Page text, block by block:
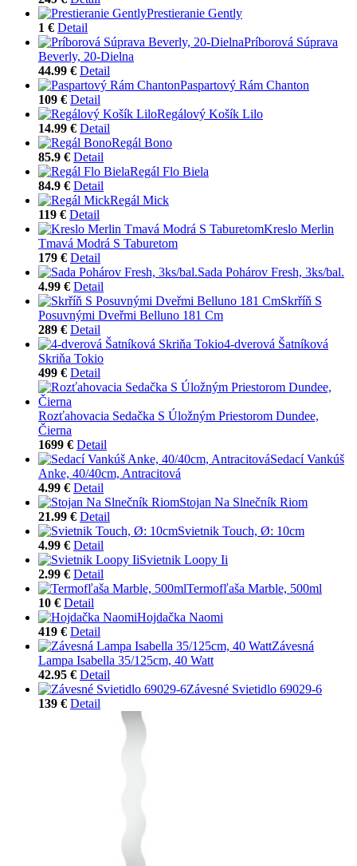
Prestieranie Gently
1 € Detail
Príborová Súprava
Beverly, 20-Dielna
44.99 € Detail
Paspartový Rám Chanton
109 € Detail
Regálový Košík Lilo
14.99 € Detail
Regál Bono
85.9 € Detail
Regál Flo Biela
84.9 € Detail
Regál Mick
119 € Detail
Kreslo Merlin
Tmavá Modrá S Taburetom
179 € Detail
Sada Pohárov Fresh, 3ks/bal.
4.99 € Detail
Skrříň S
Posuvnými Dveřmi Belluno 181 Cm
289 € Detail
4-dverová Šatníková
Skriňa Tokio
499 € Detail
Rozťahovacia Sedačka S Úložným Priestorom Dundee,
Čierna
1699 € Detail
Sedací Vankúš
Anke, 40/40cm, Antracitová
4.99 € Detail
Stojan Na Slnečník Riom
21.99 € Detail
Svietnik Touch, Ø: 10cm
4.99 € Detail
Svietnik Loopy Ii
2.99 € Detail
Termofľaša Marble, 500ml
10 € Detail
Hojdačka Naomi
419 € Detail
Závesná
Lampa Isabella 35/125cm, 40 Watt
42.95 € Detail
Závesné Svietidlo 69029-6
139 € Detail